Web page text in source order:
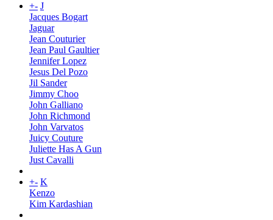
+- J
Jacques Bogart
Jaguar
Jean Couturier
Jean Paul Gaultier
Jennifer Lopez
Jesus Del Pozo
Jil Sander
Jimmy Choo
John Galliano
John Richmond
John Varvatos
Juicy Couture
Juliette Has A Gun
Just Cavalli
+- K
Kenzo
Kim Kardashian